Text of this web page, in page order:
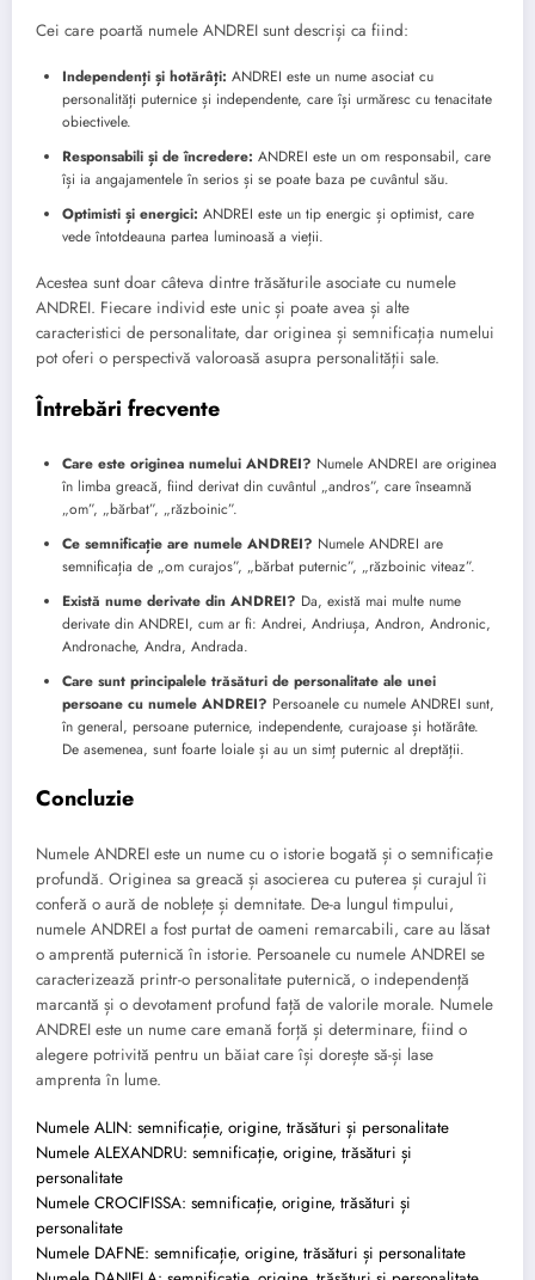
Cei care poartă numele ANDREI sunt descriși ca fiind:
Independenți și hotărâți: ANDREI este un nume asociat cu
personalități puternice și independente, care își urmăresc cu tenacitate
obiectivele.
Responsabili și de încredere: ANDREI este un om responsabil, care
își ia angajamentele în serios și se poate baza pe cuvântul său.
Optimisti și energici: ANDREI este un tip energic și optimist, care
vede întotdeauna partea luminoasă a vieții.
Acestea sunt doar câteva dintre trăsăturile asociate cu numele
ANDREI. Fiecare individ este unic și poate avea și alte
caracteristici de personalitate, dar originea și semnificația numelui
pot oferi o perspectivă valoroasă asupra personalității sale.
Întrebări frecvente
Care este originea numelui ANDREI? Numele ANDREI are originea
în limba greacă, fiind derivat din cuvântul „andros”, care înseamnă
„om”, „bărbat”, „războinic”.
Ce semnificație are numele ANDREI? Numele ANDREI are
semnificația de „om curajos”, „bărbat puternic”, „războinic viteaz”.
Există nume derivate din ANDREI? Da, există mai multe nume
derivate din ANDREI, cum ar fi: Andrei, Andriușa, Andron, Andronic,
Andronache, Andra, Andrada.
Care sunt principalele trăsături de personalitate ale unei
persoane cu numele ANDREI? Persoanele cu numele ANDREI sunt,
în general, persoane puternice, independente, curajoase și hotărâte.
De asemenea, sunt foarte loiale și au un simț puternic al dreptății.
Concluzie
Numele ANDREI este un nume cu o istorie bogată și o semnificație
profundă. Originea sa greacă și asocierea cu puterea și curajul îi
conferă o aură de noblețe și demnitate. De-a lungul timpului,
numele ANDREI a fost purtat de oameni remarcabili, care au lăsat
o amprentă puternică în istorie. Persoanele cu numele ANDREI se
caracterizează printr-o personalitate puternică, o independență
marcantă și o devotament profund față de valorile morale. Numele
ANDREI este un nume care emană forță și determinare, fiind o
alegere potrivită pentru un băiat care își dorește să-și lase
amprenta în lume.
Numele ALIN: semnificație, origine, trăsături și personalitate
Numele ALEXANDRU: semnificație, origine, trăsături și
personalitate
Numele CROCIFISSA: semnificație, origine, trăsături și
personalitate
Numele DAFNE: semnificație, origine, trăsături și personalitate